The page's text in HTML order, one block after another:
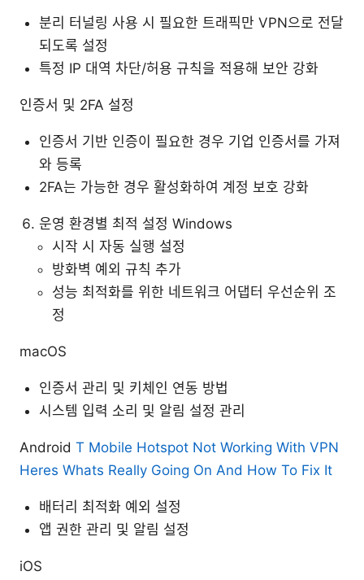
분리 터널링 사용 시 필요한 트래픽만 VPN으로 전달
되도록 설정
특정 IP 대역 차단/허용 규칙을 적용해 보안 강화
인증서 및 2FA 설정
인증서 기반 인증이 필요한 경우 기업 인증서를 가져
와 등록
2FA는 가능한 경우 활성화하여 계정 보호 강화
운영 환경별 최적 설정 Windows
시작 시 자동 실행 설정
방화벽 예외 규칙 추가
성능 최적화를 위한 네트워크 어댑터 우선순위 조
정
macOS
인증서 관리 및 키체인 연동 방법
시스템 입력 소리 및 알림 설정 관리
Android T Mobile Hotspot Not Working With VPN
Heres Whats Really Going On And How To Fix It
배터리 최적화 예외 설정
앱 권한 관리 및 알림 설정
iOS